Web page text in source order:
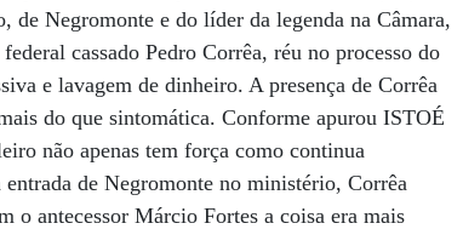
Negromonte e do líder da legenda na Câmara,
cassado Pedro Corrêa, réu no processo do
e lavagem de dinheiro. A presença de Corrêa
do que sintomática. Conforme apurou ISTOÉ
não apenas tem força como continua
de Negromonte no ministério, Corrêa
o antecessor Márcio Fortes a coisa era mais